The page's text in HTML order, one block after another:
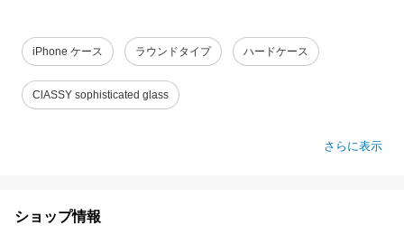
iPhone ケース ラウンドタイプ ハードケース
ClASSY sophisticated glass
さらに表示
ショップ情報